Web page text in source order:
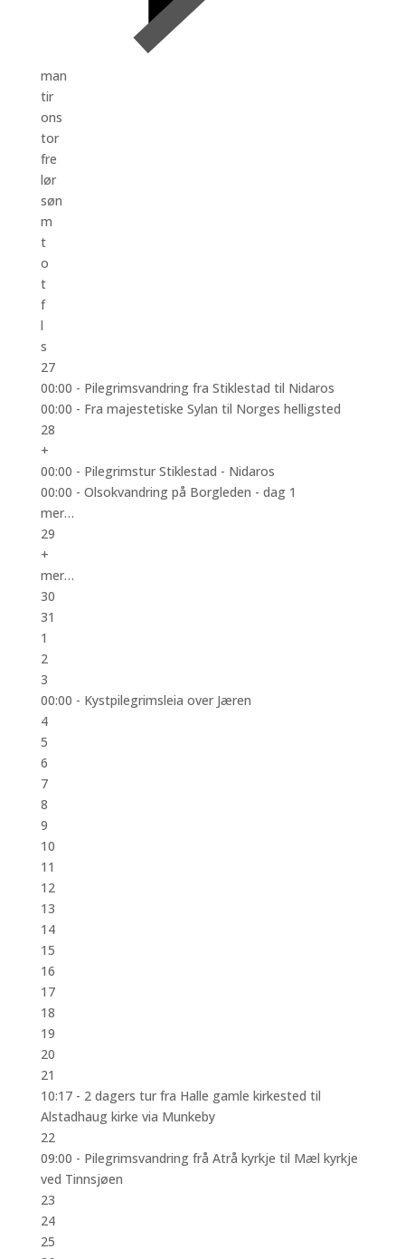
man
tir
ons
tor
fre
lør
søn
m
t
o
t
f
l
s
27
00:00 - Pilegrimsvandring fra Stiklestad til Nidaros
00:00 - Fra majestetiske Sylan til Norges helligsted
28
+
00:00 - Pilegrimstur Stiklestad - Nidaros
00:00 - Olsokvandring på Borgleden - dag 1
mer…
29
+
mer…
30
31
1
2
3
00:00 - Kystpilegrimsleia over Jæren
4
5
6
7
8
9
10
11
12
13
14
15
16
17
18
19
20
21
10:17 - 2 dagers tur fra Halle gamle kirkested til
Alstadhaug kirke via Munkeby
22
09:00 - Pilegrimsvandring frå Atrå kyrkje til Mæl kyrkje
ved Tinnsjøen
23
24
25